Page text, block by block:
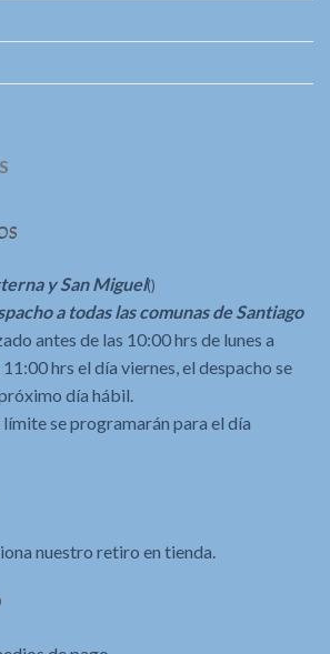
y San Miguel()
a todas las comunas de Santiago
antes de las 10:00 hrs de lunes a
hrs el día viernes, el despacho se
día hábil.
se programarán para el día
nuestro retiro en tienda.